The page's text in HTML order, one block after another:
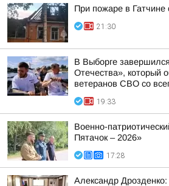
При пожаре в
21:30
В Выборге
Отечества», который
ветеранов СВО со
19:33
Военно-
Пятачок – 2026»
17:28
Александр